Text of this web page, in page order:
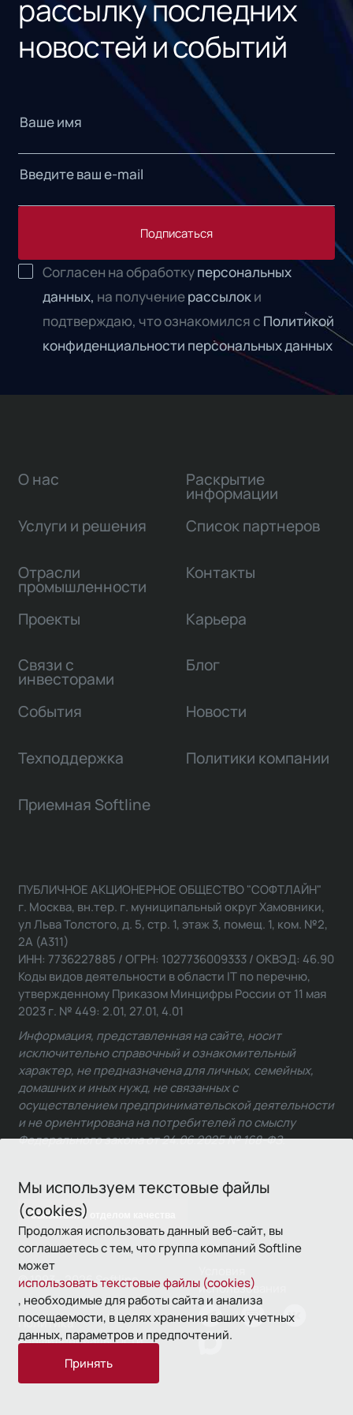
рассылку последних
новостей и событий
Подписаться
Согласен на обработкуперсональных
данных, на получениерассылоки
подтверждаю, что ознакомился с Политикой
конфиденциальности персональных данных
Мы используем текстовые файлы
(cookies)
Продолжая использовать данный веб-сайт, вы
соглашаетесь с тем, что группа компаний Softline
может
использовать текстовые файлы (cookies)
, необходимые для работы сайта и анализа
посещаемости, в целях хранения ваших учетных
данных, параметров и предпочтений.
Принять
О нас
Услуги и решения
Отрасли
промышленности
Проекты
Связи с
инвесторами
Раскрытие
информации
Список партнеров
Контакты
Карьера
Блог
События Новости
Техподдержка Политики компании
Приемная Softline
Связаться с отделом качества
ПУБЛИЧНОЕ АКЦИОНЕРНОЕ ОБЩЕСТВО "СОФТЛАЙН"
г. Москва, вн.тер. г. муниципальный округ Хамовники,
ул Льва Толстого, д. 5, стр. 1, этаж 3, помещ. 1, ком. №2,
2А (А311)
ИНН: 7736227885 / ОГРН: 1027736009333 / ОКВЭД: 46.90
Коды видов деятельности в области IT по перечню,
утвержденному Приказом Минцифры России от 11 мая
2023 г. № 449: 2.01, 27.01, 4.01
Информация, представленная на сайте, носит
исключительно справочный и ознакомительный
характер, не предназначена для личных, семейных,
домашних и иных нужд, не связанных с
осуществлением предпринимательской деятельности
и не ориентирована на потребителей по смыслу
Федерального закона от 24.06.2025 № 168-ФЗ.
© 1993—2026 Softline
использования
Политика
конфиденциальности